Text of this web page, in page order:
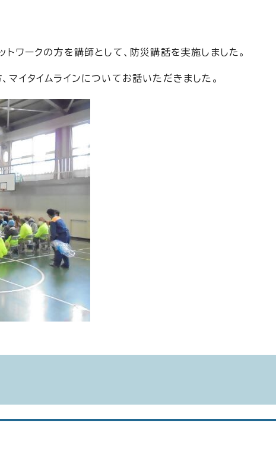
ワークの方を講師として、防災講話を実施しました。
イタイムラインについてお話いただきました。